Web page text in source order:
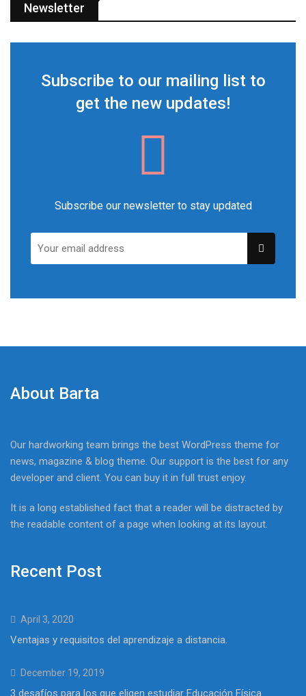
Newsletter
Subscribe to our mailing list to
get the new updates!
Subscribe our newsletter to stay updated
About Barta
Our hardworking team brings the best WordPress theme for
news, magazine & blog theme. Our support is the best for any
developer and client. You can buy it in full trust enjoy.
It is a long established fact that a reader will be distracted by
the readable content of a page when looking at its layout.
Recent Post
April 3, 2020
Ventajas y requisitos del aprendizaje a distancia.
December 19, 2019
3 desafíos para los que eligen estudiar Educación Física